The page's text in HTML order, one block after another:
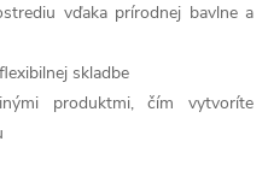
vďaka prírodnej bavlne a
skladbe
produktmi, čím vytvoríte